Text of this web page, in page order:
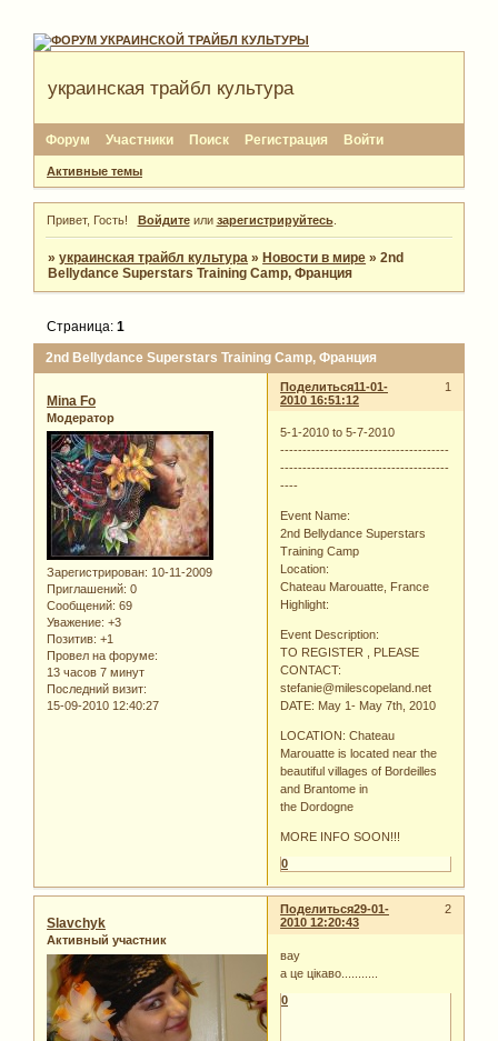
украинская трайбл культура
Форум Участники Поиск Регистрация Войти
Активные темы
Привет, Гость! Войдитеили зарегистрируйтесь.
»украинская трайбл культура »Новости в мире »2nd
Bellydance Superstars Training Camp, Франция
2nd Bellydance Superstars Training Camp, Франция
Страница:1
Поделиться 1
11-01-
2010 16:51:12
Mina Fo
Модератор
Зарегистрирован: 10-11-2009
Приглашений: 0
Сообщений: 69
Уважение: +3
Позитив: +1
Провел на форуме:
13 часов 7 минут
Последний визит:
15-09-2010 12:40:27
5-1-2010 to 5-7-2010
--------------------------------------
--------------------------------------
----
Event Name:
2nd Bellydance Superstars
Training Camp
Location:
Chateau Marouatte, France
Highlight:
Event Description:
TO REGISTER , PLEASE
CONTACT:
stefanie@milescopeland.net
DATE: May 1- May 7th, 2010
LOCATION: Chateau
Marouatte is located near the
beautiful villages of Bordeilles
and Brantome in
the Dordogne
MORE INFO SOON!!!
0
Поделиться 2
29-01-
2010 12:20:43
Slavchyk
Активный участник
вау
а це цікаво...........
0